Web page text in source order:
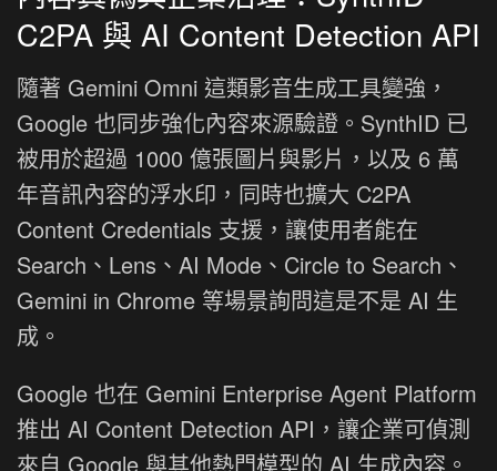
C2PA 與 AI Content Detection API
隨著 Gemini Omni 這類影音生成工具變強，
Google 也同步強化內容來源驗證。SynthID 已
被用於超過 1000 億張圖片與影片，以及 6 萬
年音訊內容的浮水印，同時也擴大 C2PA
Content Credentials 支援，讓使用者能在
Search、Lens、AI Mode、Circle to Search、
Gemini in Chrome 等場景詢問這是不是 AI 生
成。
Google 也在 Gemini Enterprise Agent Platform
推出 AI Content Detection API，讓企業可偵測
來自 Google 與其他熱門模型的 AI 生成內容。